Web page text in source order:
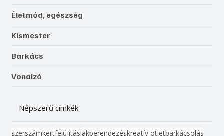
Életmód, egészség
Kismester
Barkács
Vonalzó
Népszerű címkék
szerszámkertfelújításlakberendezéskreatív ötletbarkácsolás